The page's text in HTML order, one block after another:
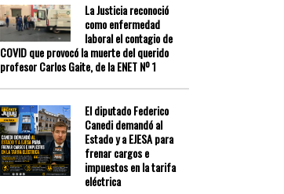
La Justicia reconoció
como enfermedad
laboral el contagio de
COVID que provocó la muerte del querido
profesor Carlos Gaite, de la ENET Nº 1
El diputado Federico
Canedi demandó al
Estado y a EJESA para
frenar cargos e
impuestos en la tarifa
eléctrica